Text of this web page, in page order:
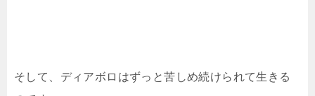
そして、ディアボロはずっと苦しめ続けられて生きる